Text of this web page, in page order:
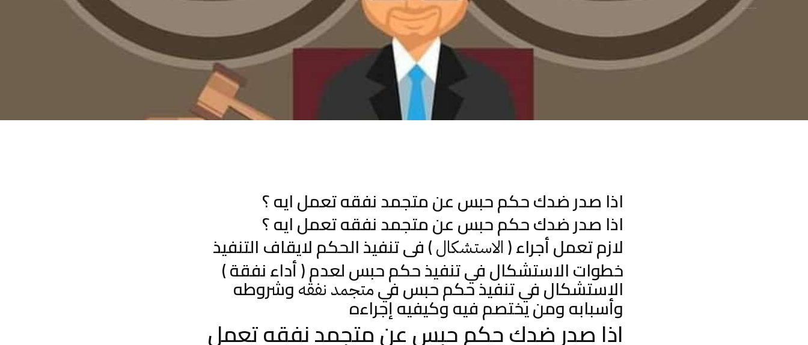
اذا صدر ضدك حكم حبس عن متجمد نفقه تعمل ايه ؟
اذا صدر ضدك حكم حبس عن متجمد نفقه تعمل ايه ؟
لازم تعمل أجراء ( الاستشكال) فى تنفيذ الحكم لايقاف التنفيذ
خطوات الاستشكال في تنفيذ حكم حبس لعدم ( أداء نفقة )
الاستشكال في تنفيذ حكم حبس فيمتجمد نفقه وشروطه
وأسبابه ومن يختصم فيه وكيفيه إجراءه
اذا صدر ضدك حكم حبس عن متجمد نفقه تعمل